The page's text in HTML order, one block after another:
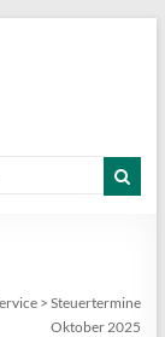
>Steuertermine
Oktober 2025